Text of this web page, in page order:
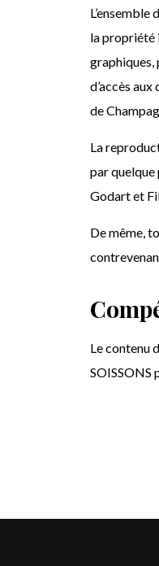
la propriété
graphiques,
d’accès
de
La
par
Godart et
De même,
Le contenu
SOISSONS